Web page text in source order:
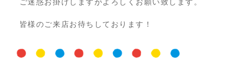
ご迷惑お掛けしますがよろしくお願い致します。
皆様のご来店お待ちしております！